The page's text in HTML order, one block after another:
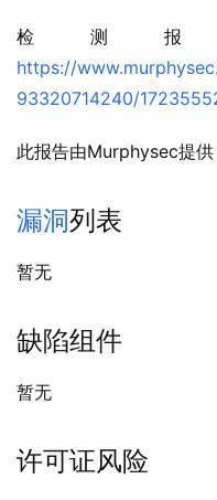
检测
https://
93320714240/
此报告由Murphysec提供
漏洞列表
暂无
缺陷组件
暂无
许可证风险